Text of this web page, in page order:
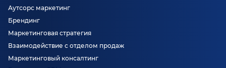
Аутсорс маркетинг
Брендинг
Маркетинговая стратегия
Взаимодействие с отделом продаж
Маркетинговый консалтинг